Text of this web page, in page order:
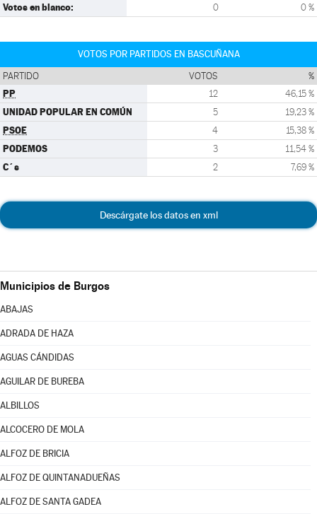
Votos en blanco: 0 0 %
VOTOS POR PARTIDOS EN BASCUÑANA
PARTIDO VOTOS %
PP 12 46,15 %
UNIDAD POPULAR EN COMÚN 5 19,23 %
PSOE 4 15,38 %
PODEMOS 3 11,54 %
C´s 2 7,69 %
Descárgate los datos en xml
Municipios de Burgos
ABAJAS
ADRADA DE HAZA
AGUAS CÁNDIDAS
AGUILAR DE BUREBA
ALBILLOS
ALCOCERO DE MOLA
ALFOZ DE BRICIA
ALFOZ DE QUINTANADUEÑAS
ALFOZ DE SANTA GADEA